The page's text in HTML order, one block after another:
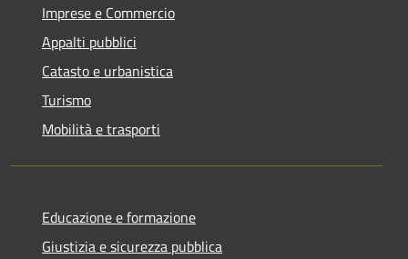
Imprese e Commercio
Appalti pubblici
Catasto e urbanistica
Turismo
Mobilità e trasporti
Educazione e formazione
Giustizia e sicurezza pubblica